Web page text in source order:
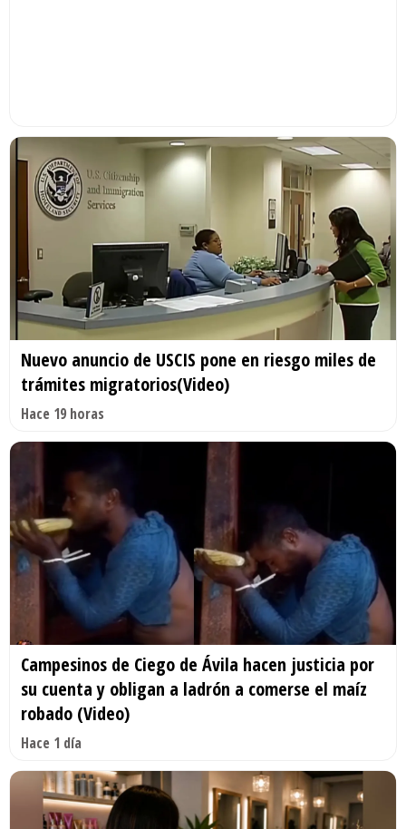
Nuevo anuncio de USCIS pone en riesgo miles de
trámites migratorios(Video)
Hace 19 horas
Campesinos de Ciego de Ávila hacen justicia por
su cuenta y obligan a ladrón a comerse el maíz
robado (Video)
Hace 1 día